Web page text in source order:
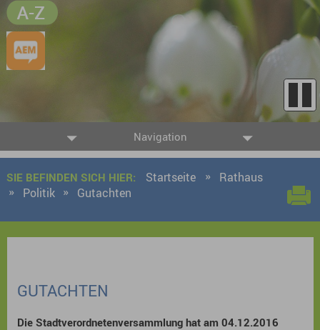
Navigation
SIE BEFINDEN SICH HIER: Startseite
Rathaus
Politik
Gutachten
GUTACHTEN
Die Stadtverordnetenversammlung hat am 04.12.2016